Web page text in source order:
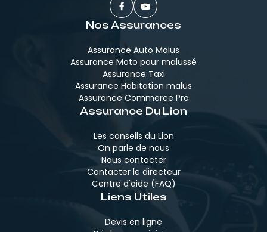
Nos Assurances
Assurance Auto Malus
Assurance Moto pour malussé
Assurance Taxi
Assurance Habitation malus
Assurance Commerce Pro
Assurance Du Lion
Les conseils du Lion
On parle de nous
Nous contacter
Contacter le directeur
Centre d'aide (FAQ)
Liens Utiles
Devis en ligne